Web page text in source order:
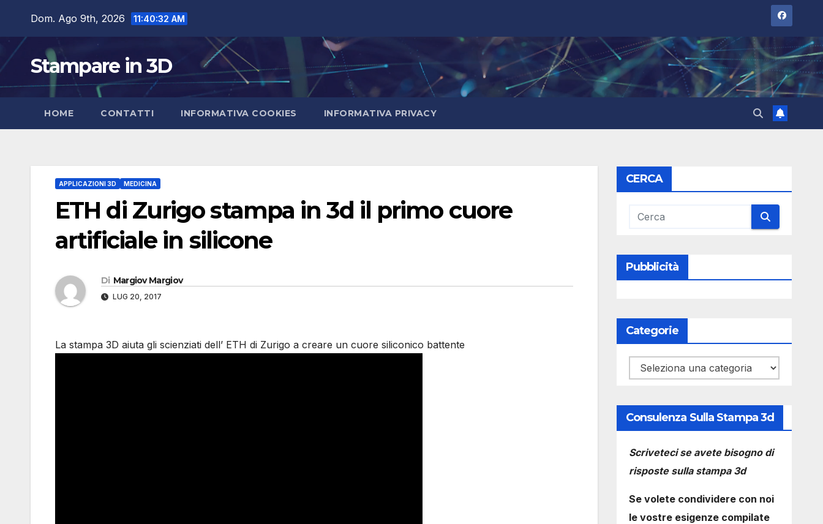
contenuto
Dom. Ago 9th, 2026 11:40:33 AM
Stampare in 3D
HOME CONTATTI INFORMATIVA COOKIES INFORMATIVA PRIVACY
APPLICAZIONI 3D MEDICINA
ETH di Zurigo stampa in 3d il primo cuore
artificiale in silicone
Di Margiov Margiov
LUG 20, 2017
La stampa 3D aiuta gli scienziati dell’ ETH di Zurigo a creare un cuore siliconico battente
CERCA
Pubblicità
Categorie
Categorie
Consulenza Sulla Stampa 3d
Scriveteci se avete bisogno di
risposte sulla stampa 3d
Se volete condividere con noi
le vostre esigenze compilate